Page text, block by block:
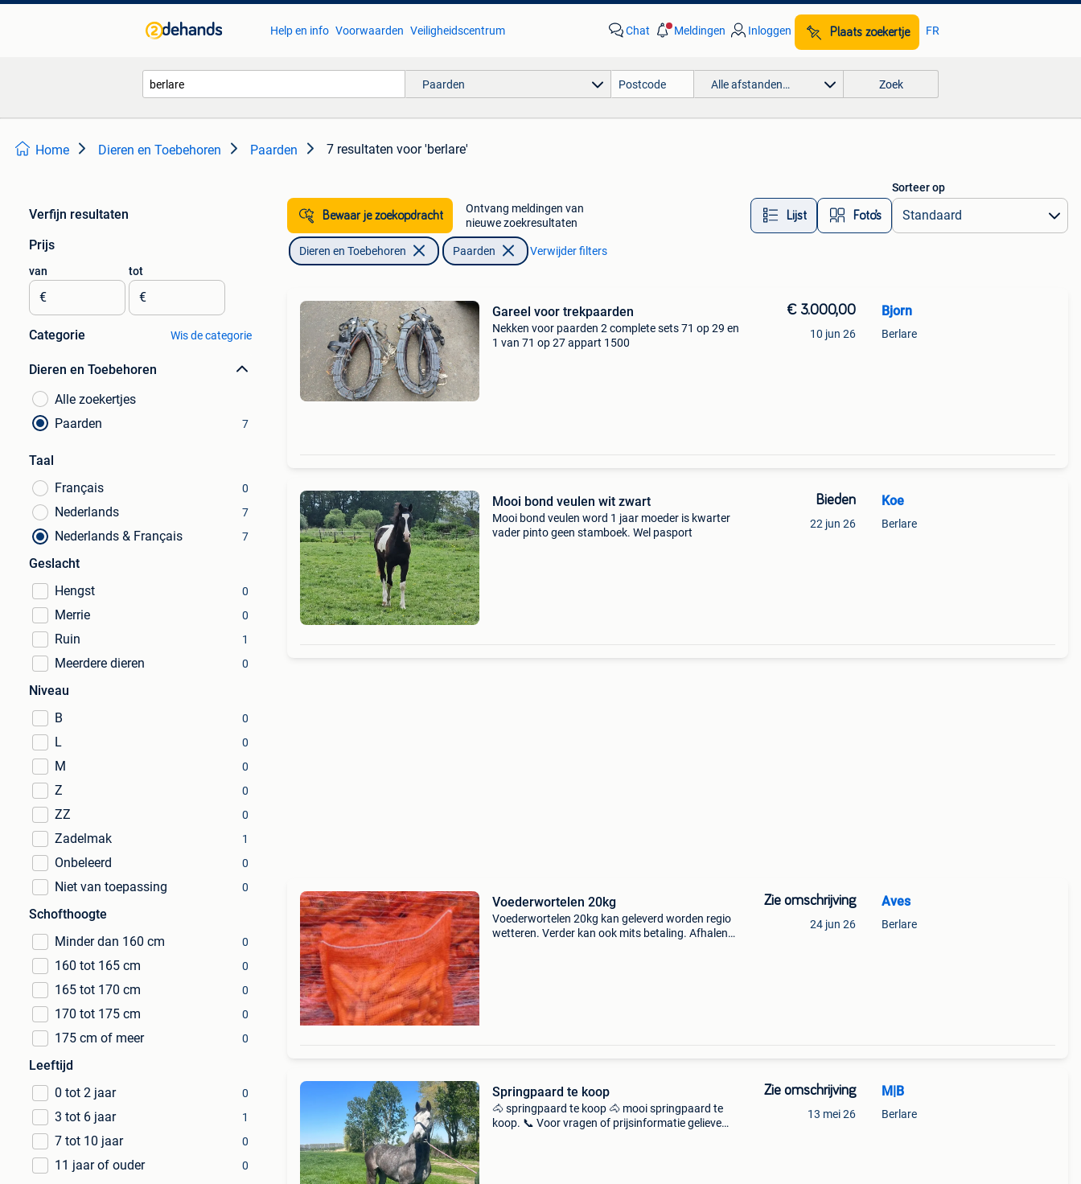
Help en info Voorwaarden Veiligheidscentrum Chat Meldingen Inloggen Plaats zoekertje FR
Paarden Alle afstanden… Zoek
Home Dieren en Toebehoren Paarden 7 resultaten voor 'berlare'
Verfijn resultaten
Prijs
van
€
tot
€
Categorie Wis de categorie
Dieren en Toebehoren
Alle zoekertjes
Paarden
7
Taal
Français
0
Nederlands 7
Nederlands & Français 7
Geslacht
Hengst
0
Merrie 0
Ruin 1
Meerdere dieren 0
Niveau
B
0
L 0
M 0
Z 0
ZZ 0
Zadelmak 1
Onbeleerd 0
Niet van toepassing 0
Schofthoogte
Minder dan 160 cm
0
160 tot 165 cm 0
165 tot 170 cm 0
170 tot 175 cm 0
175 cm of meer 0
Leeftijd
0 tot 2 jaar
0
3 tot 6 jaar 1
7 tot 10 jaar 0
11 jaar of ouder 0
Bewaar je zoekopdracht
Ontvang meldingen van
nieuwe zoekresultaten
Lijst Foto’s
Sorteer op
Dieren en Toebehoren Paarden Verwijder filters
Gareel voor trekpaarden
Nekken voor paarden 2 complete sets 71 op 29 en
1 van 71 op 27 appart 1500
€ 3.000,00
10 jun 26
Bjorn
Berlare
Mooi bond veulen wit zwart
Mooi bond veulen word 1 jaar moeder is kwarter
vader pinto geen stamboek. Wel pasport
Bieden
22 jun 26
Koe
Berlare
Voederwortelen 20kg
Voederwortelen 20kg kan geleverd worden regio
wetteren. Verder kan ook mits betaling. Afhalen
Zie omschrijving
24 jun 26
Aves
Berlare
Springpaard te koop
🐴 springpaard te koop 🐴 mooi springpaard te
koop. 📞 Voor vragen of prijsinformatie gelieve
Zie omschrijving
13 mei 26
M|B
Berlare